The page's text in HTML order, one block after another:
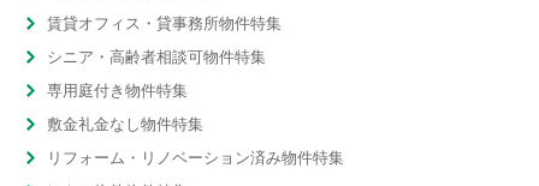
賃貸オフィス・貸事務所物件特集
シニア・高齢者相談可物件特集
専用庭付き物件特集
敷金礼金なし物件特集
リフォーム・リノベーション済み物件特集